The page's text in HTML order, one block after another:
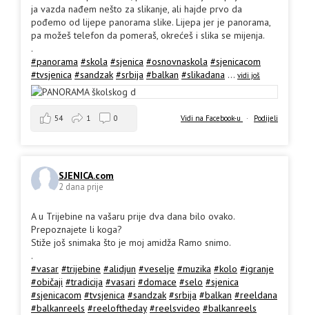
ja vazda nađem nešto za slikanje, ali hajde prvo da
pođemo od lijepe panorama slike. Lijepa jer je panorama,
pa možeš telefon da pomeraš, okrećeš i slika se mijenja.
.
#panorama #skola #sjenica #osnovnaskola #sjenicacom
#tvsjenica #sandzak #srbija #balkan #slikadana ... vidi još
Vidi na Facebook-u · Podijeli
54 1 0
SJENICA.com
2 dana prije
A u Trijebine na vašaru prije dva dana bilo ovako.
Prepoznajete li koga?
Stiže još snimaka što je moj amidža Ramo snimo.
.
#vasar #trijebine #alidjun #veselje #muzika #kolo #igranje
#običaji #tradicija #vasari #domace #selo #sjenica
#sjenicacom #tvsjenica #sandzak #srbija #balkan #reeldana
#balkanreels #reeloftheday #reelsvideo #balkanreels